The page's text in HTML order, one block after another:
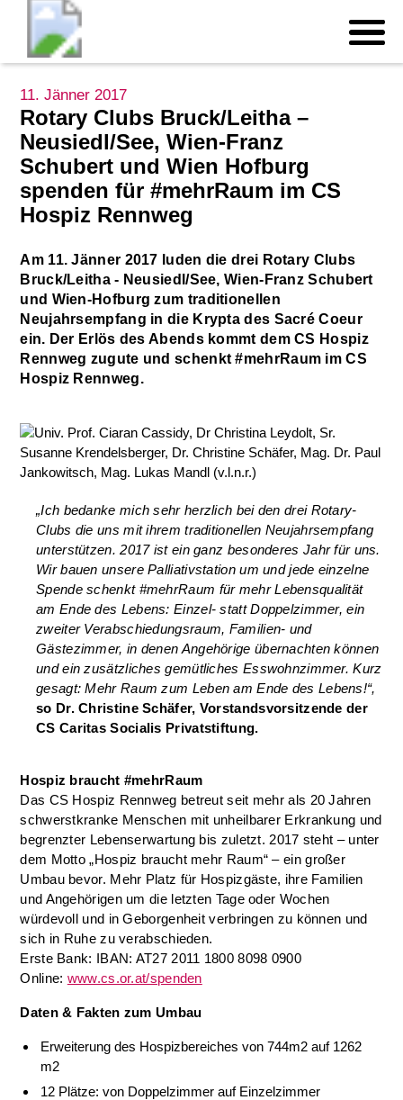
11. Jänner 2017
Rotary Clubs Bruck/Leitha –
Neusiedl/See, Wien-Franz
Schubert und Wien Hofburg
spenden für #mehrRaum im CS
Hospiz Rennweg
Am 11. Jänner 2017 luden die drei Rotary Clubs
Bruck/Leitha - Neusiedl/See, Wien-Franz Schubert
und Wien-Hofburg zum traditionellen
Neujahrsempfang in die Krypta des Sacré Coeur
ein. Der Erlös des Abends kommt dem CS Hospiz
Rennweg zugute und schenkt #mehrRaum im CS
Hospiz Rennweg.
„Ich bedanke mich sehr herzlich bei den drei Rotary-
Clubs die uns mit ihrem traditionellen Neujahrsempfang
unterstützen. 2017 ist ein ganz besonderes Jahr für uns.
Wir bauen unsere Palliativstation um und jede einzelne
Spende schenkt #mehrRaum für mehr Lebensqualität
am Ende des Lebens: Einzel- statt Doppelzimmer, ein
zweiter Verabschiedungsraum, Familien- und
Gästezimmer, in denen Angehörige übernachten können
und ein zusätzliches gemütliches Esswohnzimmer. Kurz
gesagt: Mehr Raum zum Leben am Ende des Lebens!“,
so Dr. Christine Schäfer, Vorstandsvorsitzende der
CS Caritas Socialis Privatstiftung.
Hospiz braucht #mehrRaum
Das CS Hospiz Rennweg betreut seit mehr als 20 Jahren
schwerstkranke Menschen mit unheilbarer Erkrankung und
begrenzter Lebenserwartung bis zuletzt. 2017 steht – unter
dem Motto „Hospiz braucht mehr Raum“ – ein großer
Umbau bevor. Mehr Platz für Hospizgäste, ihre Familien
und Angehörigen um die letzten Tage oder Wochen
würdevoll und in Geborgenheit verbringen zu können und
sich in Ruhe zu verabschieden.
Erste Bank: IBAN: AT27 2011 1800 8098 0900
Online: www.cs.or.at/spenden
Daten & Fakten zum Umbau
Erweiterung des Hospizbereiches von 744m2 auf 1262
m2
12 Plätze: von Doppelzimmer auf Einzelzimmer